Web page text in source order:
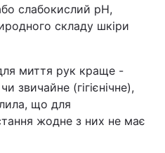
слабокислий pH,
складу шкіри
миття рук краще -
звичайне (гігієнічне),
що для
жодне з них не має